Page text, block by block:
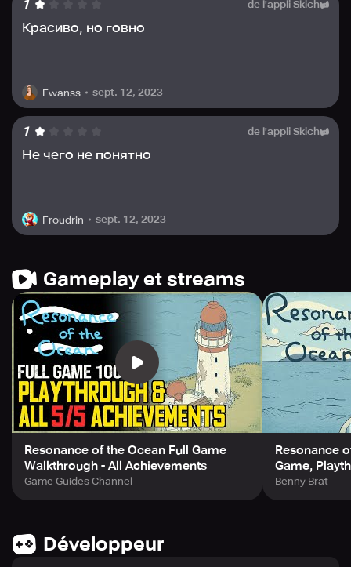
1 de l'appli Skich
Красиво, но говно
Ewanss sept. 12, 2023
1 de l'appli Skich
Не чего не понятно
Froudrin sept. 12, 2023
Gameplay et streams
Resonance of the Ocean Full Game
Walkthrough - All Achievements
Game Guides Channel
Resonance
Game,
Benny Brat
Développeur